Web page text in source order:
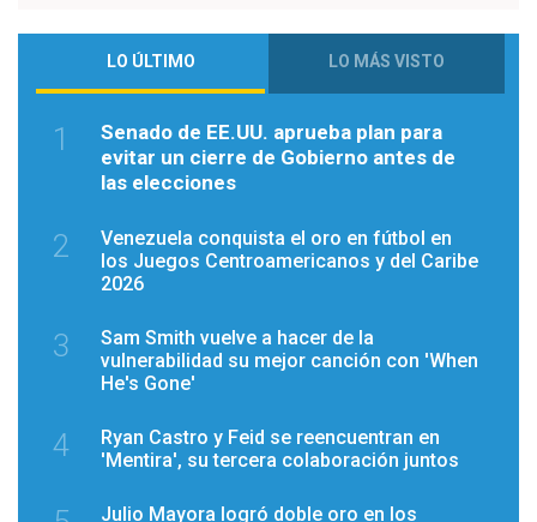
LO ÚLTIMO LO MÁS VISTO
1
Senado de EE.UU. aprueba plan para
evitar un cierre de Gobierno antes de
las elecciones
2
Venezuela conquista el oro en fútbol en
los Juegos Centroamericanos y del Caribe
2026
3
Sam Smith vuelve a hacer de la
vulnerabilidad su mejor canción con 'When
He's Gone'
4
Ryan Castro y Feid se reencuentran en
'Mentira', su tercera colaboración juntos
Julio Mayora logró doble oro en los